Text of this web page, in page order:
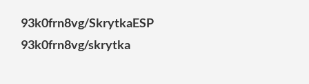
93k0frn8vg/SkrytkaESP
93k0frn8vg/skrytka